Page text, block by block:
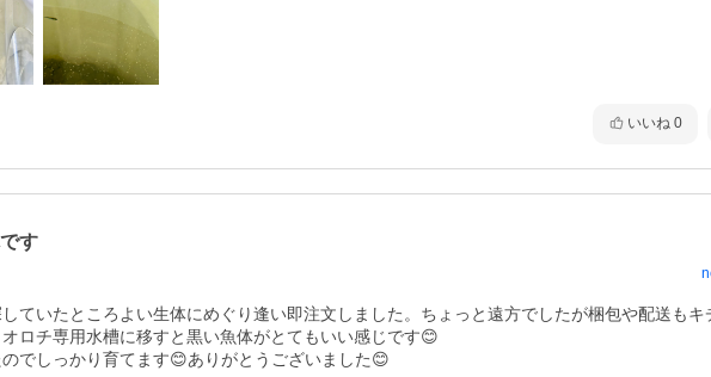
いいね 0
す
ていたところよい生体にめぐり逢い即注文しました。ちょっと遠方でしたが梱包や配送もキ
ロチ専用水槽に移すと黒い魚体がとてもいい感じです😊
でしっかり育てます😊ありがとうございました😊